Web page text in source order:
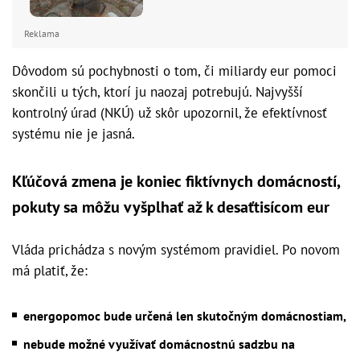
Reklama
Dôvodom sú pochybnosti o tom, či miliardy eur pomoci
skončili u tých, ktorí ju naozaj potrebujú. Najvyšší
kontrolný úrad (NKÚ) už skôr upozornil, že efektívnosť
systému nie je jasná.
Kľúčová zmena je koniec fiktívnych domácností,
pokuty sa môžu vyšplhať až k desaťtisícom eur
Vláda prichádza s novým systémom pravidiel. Po novom
má platiť, že:
energopomoc bude určená len skutočným domácnostiam,
nebude možné využívať domácnostnú sadzbu na